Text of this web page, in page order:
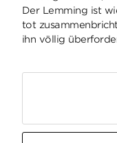
Der Lemming ist
tot
ihn völlig